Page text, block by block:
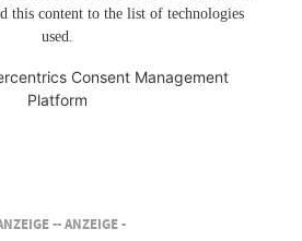
this content to the list of technologies
used.
Consent Management
Platform
-- ANZEIGE -